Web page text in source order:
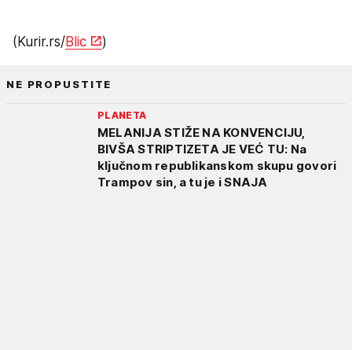
(Kurir.rs/Blic )
NE PROPUSTITE
PLANETA
MELANIJA STIŽE NA KONVENCIJU,
BIVŠA STRIPTIZETA JE VEĆ TU: Na
ključnom republikanskom skupu govori
Trampov sin, a tu je i SNAJA